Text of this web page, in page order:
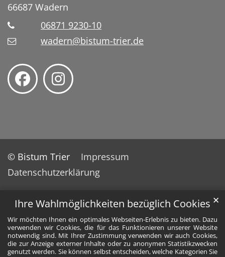
Ihre Wahlmöglichkeiten bezüglich Cookies
Wir möchten Ihnen ein optimales Webseiten-Erlebnis zu bieten. Dazu
verwenden wir Cookies, die für das Funktionieren unserer Website
notwendig sind. Mit Ihrer Zustimmung verwenden wir auch Cookies,
die zur Anzeige externer Inhalte oder zu anonymen Statistikzwecken
genutzt werden. Sie können selbst entscheiden, welche Kategorien Sie
✕
66687 Wadern
06871 9230-10
wadern@bistum-trier.de
© Bistum Trier
Impressum
Datenschutzerklärung